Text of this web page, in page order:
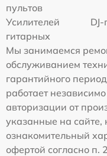
пультов
Усилителей
гитарных
Мы занимаемся
обслуживанием
гарантийного
работает
авторизации от
указанные на сайте,
ознакомительный
офертой согласно п.